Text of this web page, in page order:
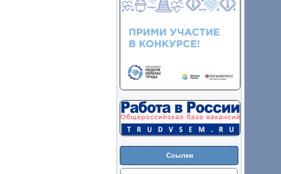
Ссылки